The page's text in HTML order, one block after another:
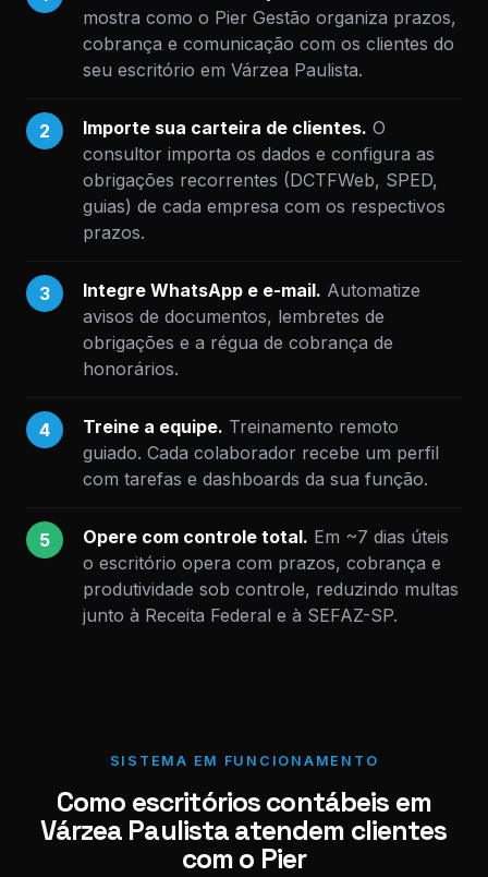
mostra como o Pier Gestão organiza prazos,
cobrança e comunicação com os clientes do
seu escritório em Várzea Paulista.
2 Importe sua carteira de clientes. O
consultor importa os dados e configura as
obrigações recorrentes (DCTFWeb, SPED,
guias) de cada empresa com os respectivos
prazos.
3 Integre WhatsApp e e-mail. Automatize
avisos de documentos, lembretes de
obrigações e a régua de cobrança de
honorários.
4 Treine a equipe. Treinamento remoto
guiado. Cada colaborador recebe um perfil
com tarefas e dashboards da sua função.
5 Opere com controle total. Em ~7 dias úteis
o escritório opera com prazos, cobrança e
produtividade sob controle, reduzindo multas
junto à Receita Federal e à SEFAZ-SP.
SISTEMA EM FUNCIONAMENTO
Como escritórios contábeis em
Várzea Paulista atendem clientes
com o Pier